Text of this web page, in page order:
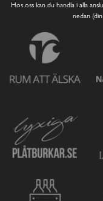
Hos oss kan du handla i alla
nedan